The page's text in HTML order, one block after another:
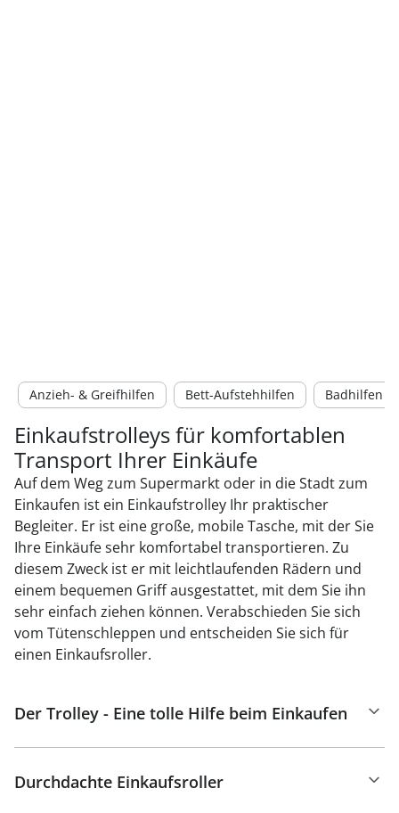
Anzieh- & Greifhilfen Bett-Aufstehhilfen Badhilfen
Einkaufstrolleys für komfortablen
Transport Ihrer Einkäufe
Auf dem Weg zum Supermarkt oder in die Stadt zum
Einkaufen ist ein Einkaufstrolley Ihr praktischer
Begleiter. Er ist eine große, mobile Tasche, mit der Sie
Ihre Einkäufe sehr komfortabel transportieren. Zu
diesem Zweck ist er mit leichtlaufenden Rädern und
einem bequemen Griff ausgestattet, mit dem Sie ihn
sehr einfach ziehen können. Verabschieden Sie sich
vom Tütenschleppen und entscheiden Sie sich für
einen Einkaufsroller.
Der Trolley - Eine tolle Hilfe beim Einkaufen
Durchdachte Einkaufsroller